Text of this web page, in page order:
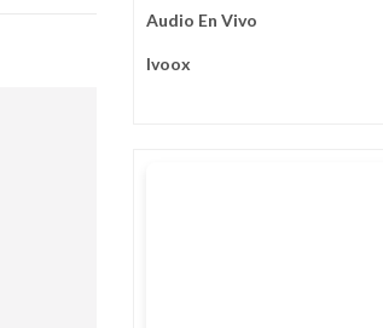
Audio En Vivo
Ivoox